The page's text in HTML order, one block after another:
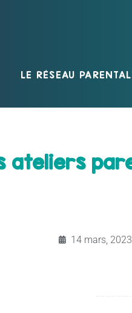
LE RÉSEAU
ateliers
14 mars, 2023